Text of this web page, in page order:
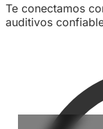
Te conectamos
auditivos